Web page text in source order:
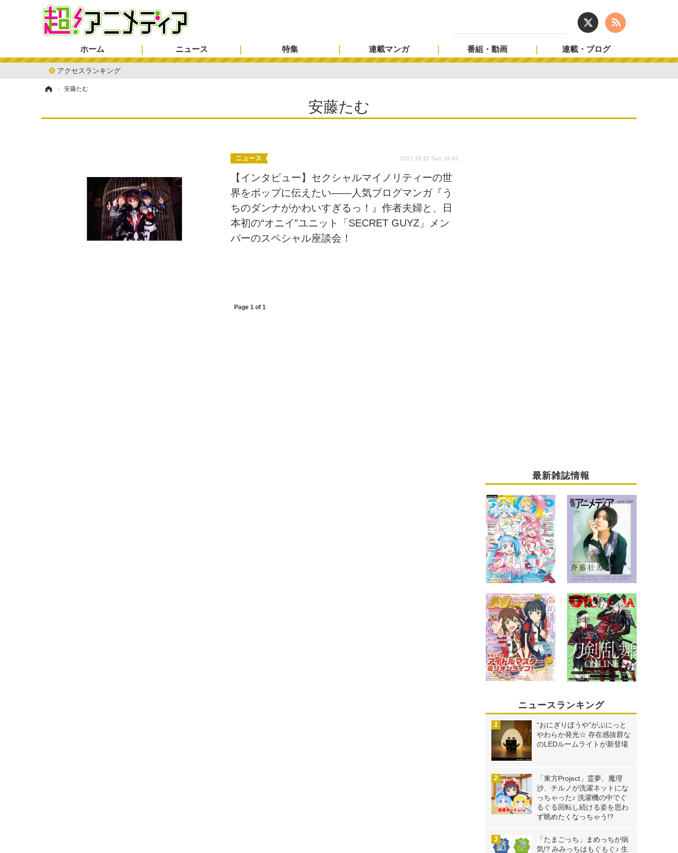
ホーム
アクセスランキング
ニュース 特集 連載マンガ 番組・動画 連載・ブログ
› 安藤たむ
安藤たむ
ニュース 2017.10.22 Sun 19:45
【インタビュー】セクシャルマイノリティーの世
界をポップに伝えたい――人気ブログマンガ『う
ちのダンナがかわいすぎるっ！』作者夫婦と、日
本初の“オニイ”ユニット「SECRET GUYZ」メン
バーのスペシャル座談会！
Page 1 of 1
最新雑誌情報
ニュースランキング
“おにぎりぼうや”がぷにっと
やわらか発光☆ 存在感抜群な
のLEDルームライトが新登場
「東方Project」霊夢、魔理
沙、チルノが洗濯ネットにな
っちゃった♪ 洗濯機の中でぐ
るぐる回転し続ける姿を思わ
ず眺めたくなっちゃう!?
「たまごっち」まめっちが病
気!? みみっちはもぐもぐ♪ 生